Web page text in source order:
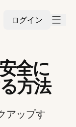
ログイン
全に
方法
アップす